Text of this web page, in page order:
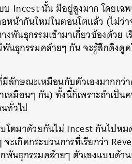
Incest นั้น มีอยู่สูงมาก โดยเฉ
น้ากันใหม่ในตอนโตแล้ว (ไม่ว่า
พันธุกรรมเข้ามาเกี่ยวข้องด้วย
นธุกรรมคล้ายๆ กัน จะรู้สึกดึงดู
ลักษณะเหมือนกับตัวเองมากกว่
เหมือนๆ กัน) ทั้งนี้ก็เพราะถ้าเป็
ทั่วไป
ตมาด้วยกันไม่ Incest กันไปห
เกิดกระบวนการที่เรียกว่า
นธุกรรมคล้ายๆ ตัวเองแบบด้า